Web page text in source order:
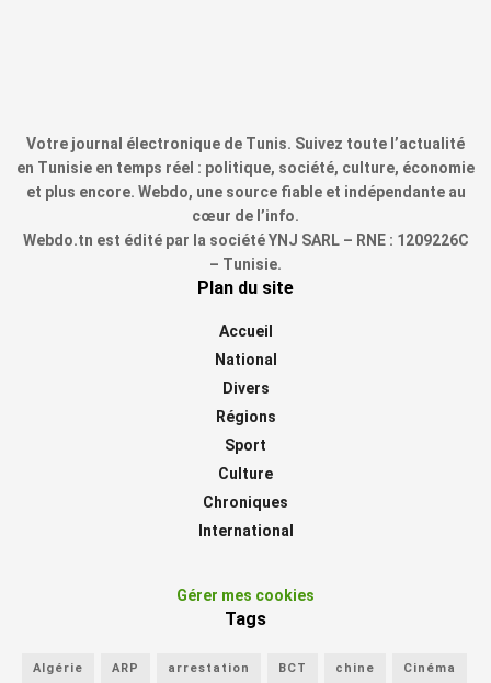
Votre journal électronique de Tunis. Suivez toute l’actualité
en Tunisie en temps réel : politique, société, culture, économie
et plus encore. Webdo, une source fiable et indépendante au
cœur de l’info.
Webdo.tn est édité par la société YNJ SARL – RNE : 1209226C
– Tunisie.
Plan du site
Accueil
National
Divers
Régions
Sport
Culture
Chroniques
International
Gérer mes cookies
Tags
Algérie ARP arrestation BCT chine Cinéma